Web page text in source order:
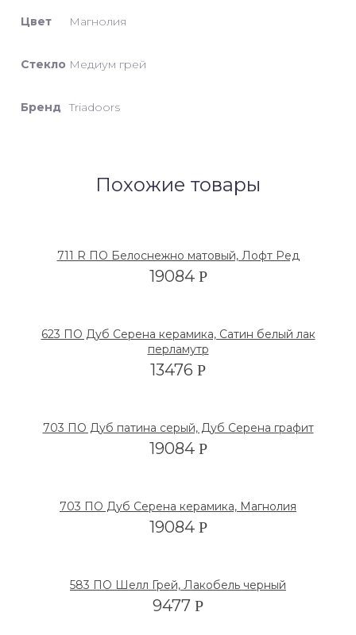
Цвет Магнолия
Стекло Медиум грей
Бренд Triadoors
Похожие товары
711 R ПО Белоснежно матовый, Лофт Ред
19084 Р
623 ПО Дуб Серена керамика, Сатин белый лак
перламутр
13476 Р
703 ПО Дуб патина серый, Дуб Серена графит
19084 Р
703 ПО Дуб Серена керамика, Магнолия
19084 Р
583 ПО Шелл Грей, Лакобель черный
9477 Р